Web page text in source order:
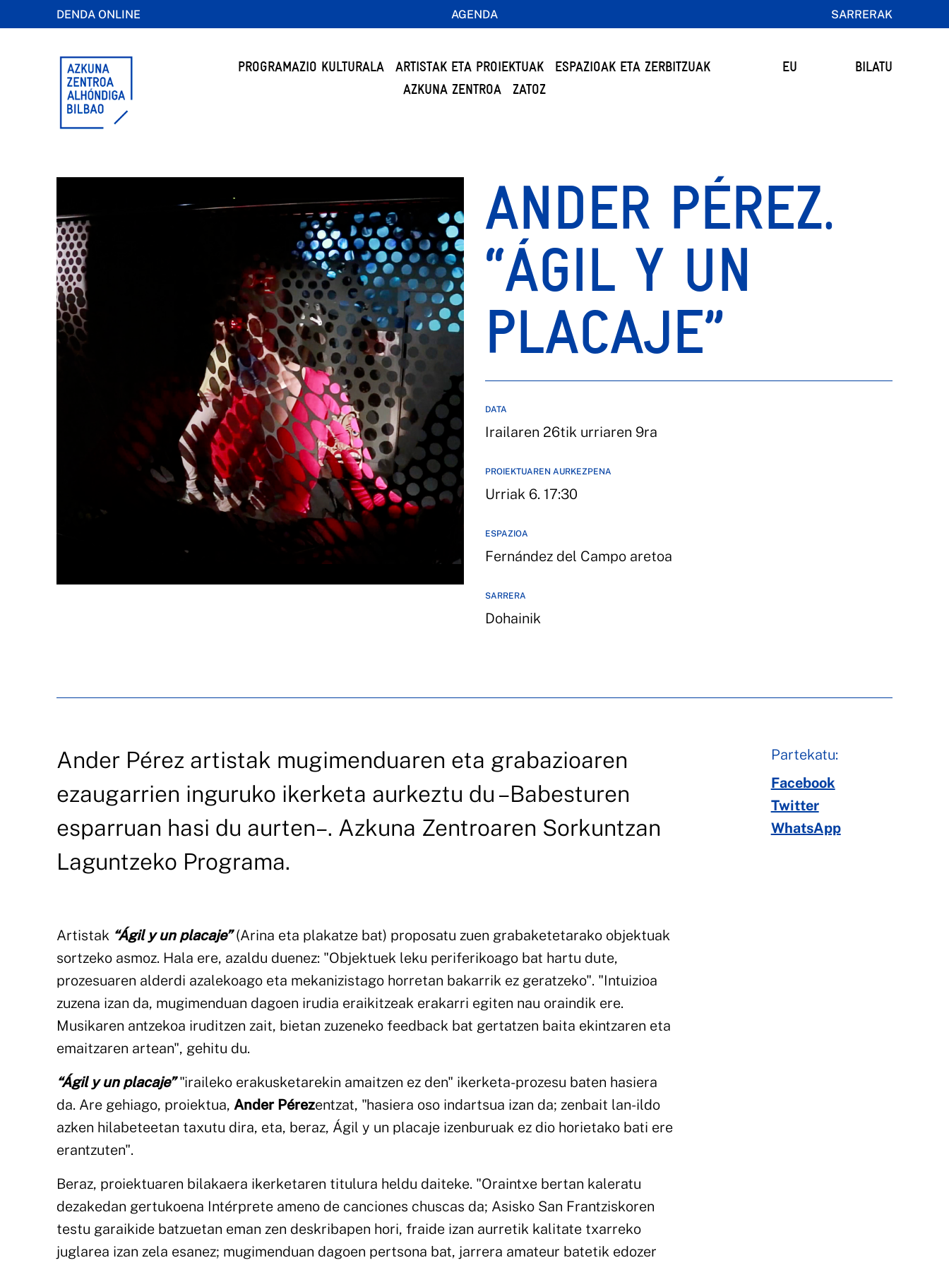
DENDA ONLINE AGENDA SARRERAK
PROGRAMAZIO KULTURALA ARTISTAK ETA PROIEKTUAK
ESPAZIOAK ETA ZERBITZUAK
AZKUNA ZENTROA
ZATOZ
EU BILATU
ANDER PÉREZ.
“ÁGIL Y UN
PLACAJE”
DATA
Irailaren 26tik urriaren 9ra
PROIEKTUAREN AURKEZPENA
Urriak 6. 17:30
ESPAZIOA
Fernández del Campo aretoa
SARRERA
Dohainik
Ander Pérez artistak mugimenduaren eta grabazioaren
ezaugarrien inguruko ikerketa aurkeztu du –Babesturen
esparruan hasi du aurten–. Azkuna Zentroaren Sorkuntzan
Laguntzeko Programa.
Artistak “Ágil y un placaje”(Arina eta plakatze bat) proposatu zuen grabaketetarako objektuak
sortzeko asmoz. Hala ere, azaldu duenez: "Objektuek leku periferikoago bat hartu dute,
prozesuaren alderdi azalekoago eta mekanizistago horretan bakarrik ez geratzeko". "Intuizioa
zuzena izan da, mugimenduan dagoen irudia eraikitzeak erakarri egiten nau oraindik ere.
Musikaren antzekoa iruditzen zait, bietan zuzeneko feedback bat gertatzen baita ekintzaren eta
emaitzaren artean", gehitu du.
“Ágil y un placaje”"iraileko erakusketarekin amaitzen ez den" ikerketa-prozesu baten hasiera
da. Are gehiago, proiektua, Ander Pérezentzat, "hasiera oso indartsua izan da; zenbait lan-ildo
azken hilabeteetan taxutu dira, eta, beraz, Ágil y un placaje izenburuak ez dio horietako bati ere
erantzuten".
Beraz, proiektuaren bilakaera ikerketaren titulura heldu daiteke. "Oraintxe bertan kaleratu
dezakedan gertukoena Intérprete ameno de canciones chuscas da; Asisko San Frantziskoren
testu garaikide batzuetan eman zen deskribapen hori, fraide izan aurretik kalitate txarreko
juglarea izan zela esanez; mugimenduan dagoen pertsona bat, jarrera amateur batetik edozer
Partekatu:
Facebook
Twitter
WhatsApp